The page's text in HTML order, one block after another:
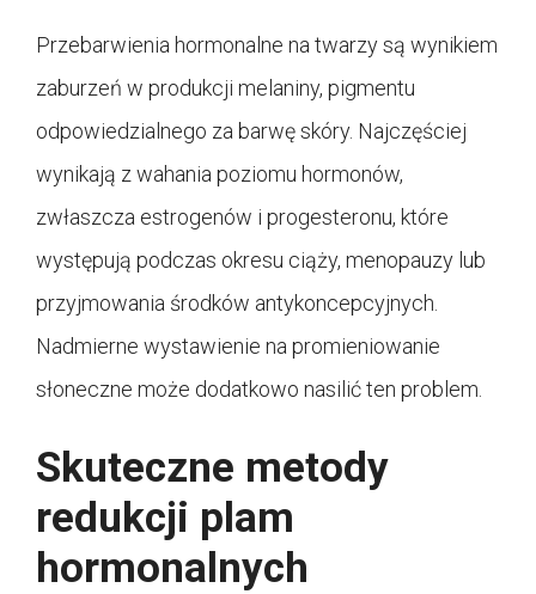
Przebarwienia hormonalne na twarzy są wynikiem
zaburzeń w produkcji melaniny, pigmentu
odpowiedzialnego za barwę skóry. Najczęściej
wynikają z wahania poziomu hormonów,
zwłaszcza estrogenów i progesteronu, które
występują podczas okresu ciąży, menopauzy lub
przyjmowania środków antykoncepcyjnych.
Nadmierne wystawienie na promieniowanie
słoneczne może dodatkowo nasilić ten problem.
Skuteczne metody
redukcji plam
hormonalnych